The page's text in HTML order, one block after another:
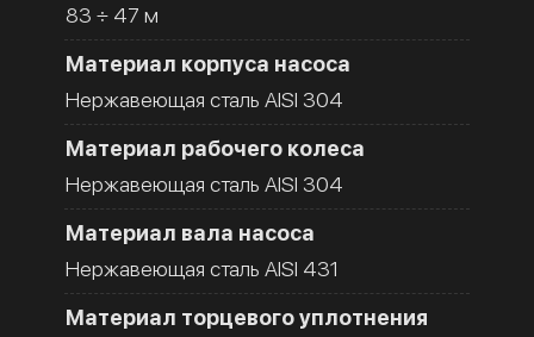
83 ÷ 47 м
Материал корпуса насоса
Нержавеющая сталь AISI 304
Материал рабочего колеса
Нержавеющая сталь AISI 304
Материал вала насоса
Нержавеющая сталь AISI 431
Материал торцевого уплотнения